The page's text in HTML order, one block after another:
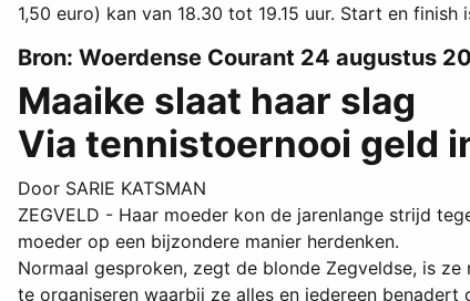
1,50 euro) kan van 18.30 tot 19.15 uur. Start en
Bron: Woerdense Courant 24 augustus
Maaike slaat haar slag
Via tennistoernooi geld
Door SARIE KATSMAN
ZEGVELD - Haar moeder kon de jarenlange strijd
moeder op een bijzondere manier herdenken.
Normaal gesproken, zegt de blonde Zegveldse, is
te organiseren waarbij ze alles en iedereen